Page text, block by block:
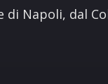
di Napoli, dal